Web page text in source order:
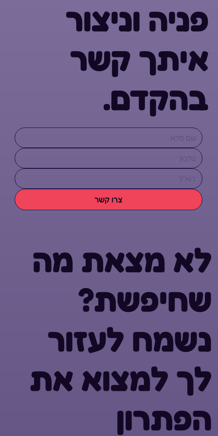
לא מצאת מה
שחיפשת?
נשמח לעזור
לך למצוא את
הפתרון
פניה וניצור
איתך קשר
בהקדם.
צרו קשר